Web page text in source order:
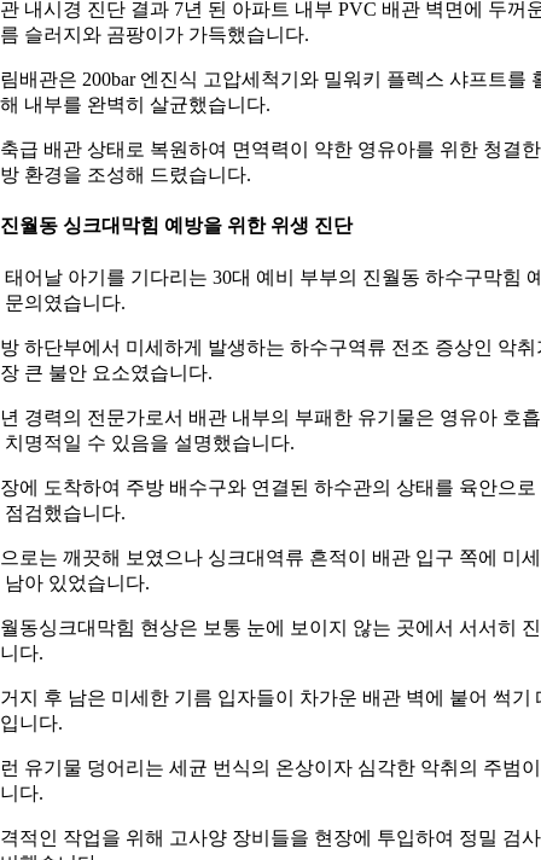
내시경 진단 결과 7년 된 아파트 내부 PVC 배관 벽면에 두꺼
슬러지와 곰팡이가 가득했습니다.
배관은 200bar 엔진식 고압세척기와 밀워키 플렉스 샤프트를
내부를 완벽히 살균했습니다.
급 배관 상태로 복원하여 면역력이 약한 영유아를 위한 청결한
환경을 조성해 드렸습니다.
월동 싱크대막힘 예방을 위한 위생 진단
태어날 아기를 기다리는 30대 예비 부부의 진월동 하수구막힘
문의였습니다.
하단부에서 미세하게 발생하는 하수구역류 전조 증상인 악취
큰 불안 요소였습니다.
경력의 전문가로서 배관 내부의 부패한 유기물은 영유아 호
치명적일 수 있음을 설명했습니다.
에 도착하여 주방 배수구와 연결된 하수관의 상태를 육안으로
점검했습니다.
로는 깨끗해 보였으나 싱크대역류 흔적이 배관 입구 쪽에 미
남아 있었습니다.
동싱크대막힘 현상은 보통 눈에 보이지 않는 곳에서 서서히
다.
지 후 남은 미세한 기름 입자들이 차가운 배관 벽에 붙어 썩기
니다.
유기물 덩어리는 세균 번식의 온상이자 심각한 악취의 주범이
다.
적인 작업을 위해 고사양 장비들을 현장에 투입하여 정밀 검